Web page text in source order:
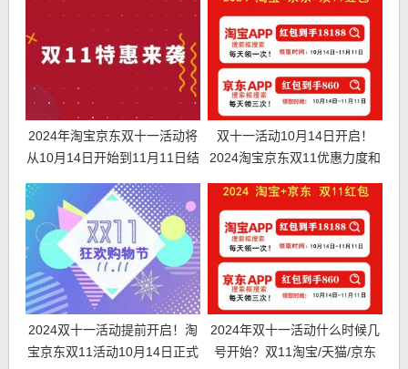
2024年淘宝京东双十一活动将
从10月14日开始到11月11日结
双十一活动10月14日开启！
2024淘宝京东双11优惠力度和
2024双十一活动提前开启！淘
宝京东双11活动10月14日正式
2024年双十一活动什么时候几
号开始？双11淘宝/天猫/京东